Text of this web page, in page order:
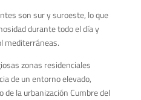
son sur y suroeste, lo que
durante todo el día y
mediterráneas.
zonas residenciales
de un entorno elevado,
la urbanización Cumbre del